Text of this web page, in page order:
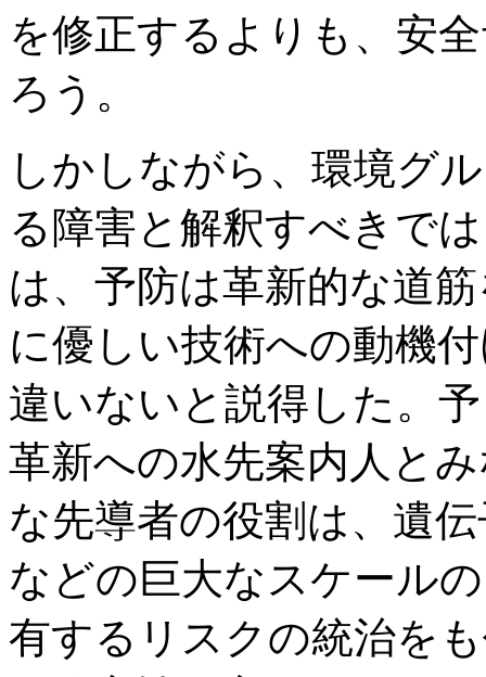
を修正するよりも、安
ろう。
しかしながら、環境グ
る障害と解釈すべきで
は、予防は革新的な道
に優しい技術への動機
違いないと説得した。
革新への水先案内人と
な先導者の役割は、遺
などの巨大なスケール
有するリスクの統治を